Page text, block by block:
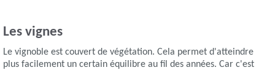
Les vignes
Le vignoble est couvert de végétation. Cela permet d'atteindre
plus facilement un certain équilibre au fil des années. Car c'est